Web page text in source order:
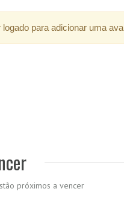
para adicionar uma
próximos a vencer